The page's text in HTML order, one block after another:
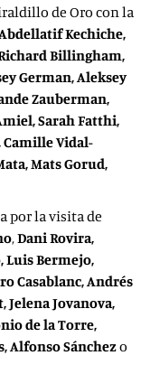
de Oro con la
Kechiche,
Billingham,
German, Aleksey
Zauberman,
Sarah Fatthi,
Camille Vidal-
Mats Gorud,
por la visita de
,Dani Rovira,
Luis Bermejo,
Casablanc, Andrés
Jelena Jovanova,
de la Torre,
Alfonso Sánchezo